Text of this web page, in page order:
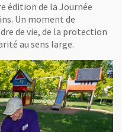
édition de la Journée
Un moment de
de vie, de la protection
au sens large.